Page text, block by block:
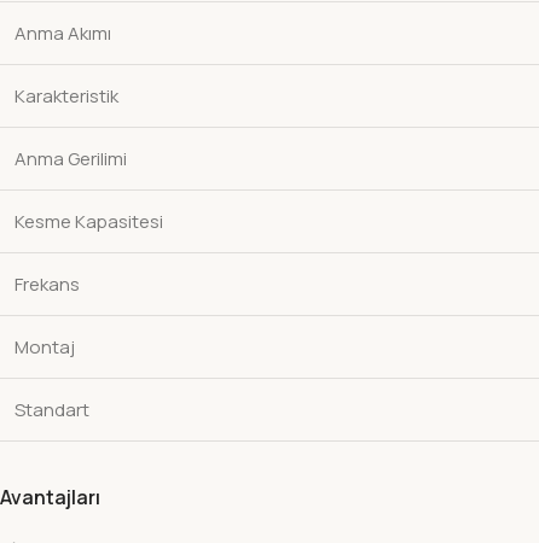
Anma Akımı
Karakteristik
Anma Gerilimi
Kesme Kapasitesi
Frekans
Montaj
Standart
Avantajları